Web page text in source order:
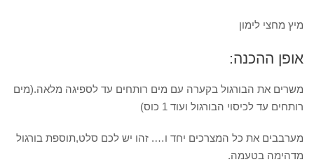
מיץ מחצי לימון
אופן ההכנה:
משרים את הבורגול בקערה עם מים רותחים עד לספיגה מלאה.(מים
רותחים עד לכיסוי הבורגול ועוד 1 כוס)
מערבבים את כל המצרכים יחד ו…. זהו יש לכם סלט,תוספת בורגול
מדהימה בטעמה.